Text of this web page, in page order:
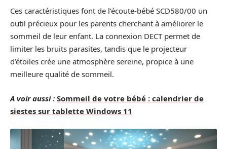
Ces caractéristiques font de l’écoute-bébé SCD580/00 un
outil précieux pour les parents cherchant à améliorer le
sommeil de leur enfant. La connexion DECT permet de
limiter les bruits parasites, tandis que le projecteur
d’étoiles crée une atmosphère sereine, propice à une
meilleure qualité de sommeil.
A voir aussi : Sommeil de votre bébé : calendrier de
siestes sur tablette Windows 11